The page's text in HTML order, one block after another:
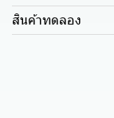
สินค้าทดลอง